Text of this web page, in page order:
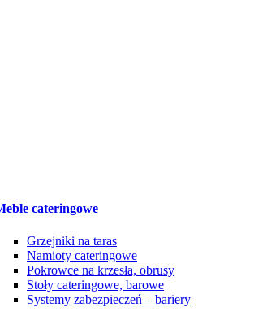
cateringowe
Grzejniki na taras
Namioty cateringowe
Pokrowce na krzesła, obrusy
Stoły cateringowe, barowe
Systemy zabezpieczeń – bariery